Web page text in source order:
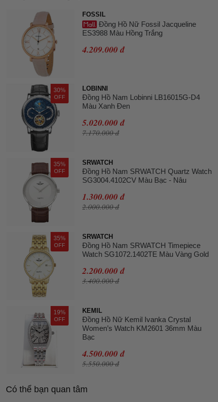
FOSSIL
Đồng Hồ Nữ Fossil Jacqueline
ES3988 Màu Hồng Trắng
4.209.000 đ
30%
OFF
LOBINNI
Đồng Hồ Nam Lobinni LB16015G-D4
Màu Xanh Đen
5.020.000 đ
7.170.000 đ
35%
OFF
SRWATCH
Đồng Hồ Nam SRWATCH Quartz Watch
SG3004.4102CV Màu Bạc - Nâu
1.300.000 đ
2.000.000 đ
35%
OFF
SRWATCH
Đồng Hồ Nam SRWATCH Timepiece
Watch SG1072.1402TE Màu Vàng Gold
2.200.000 đ
3.400.000 đ
19%
OFF
KEMIL
Đồng Hồ Nữ Kemil Ivanka Crystal
Women’s Watch KM2601 36mm Màu
Bạc
4.500.000 đ
5.550.000 đ
Có thể bạn quan tâm